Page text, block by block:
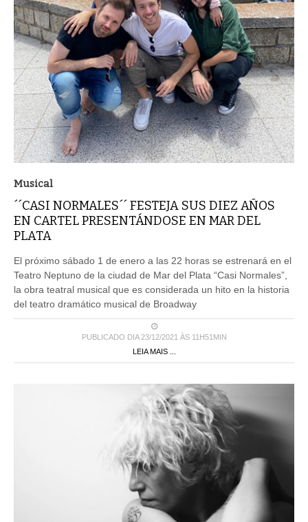
Musical
´´CASI NORMALES´´ FESTEJA SUS DIEZ AÑOS
EN CARTEL PRESENTÁNDOSE EN MAR DEL
PLATA
El próximo sábado 1 de enero a las 22 horas se estrenará en el
Teatro Neptuno de la ciudad de Mar del Plata “Casi Normales”,
la obra teatral musical que es considerada un hito en la historia
del teatro dramático musical de Broadway
PUBLICADO DIA 23/12/2021 ÀS 11H51MIN
LEIA MAIS ...